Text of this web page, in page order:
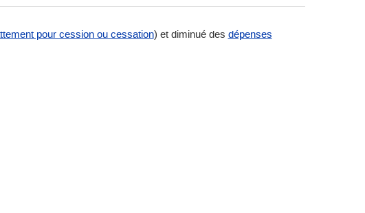
pour cession ou cessation) et diminué des dépenses